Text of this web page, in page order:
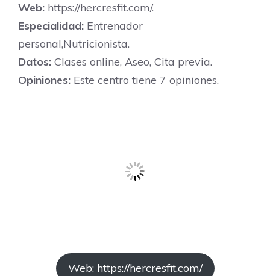
Web: https://hercresfit.com/.
Especialidad: Entrenador
personal,Nutricionista.
Datos: Clases online, Aseo, Cita previa.
Opiniones: Este centro tiene 7 opiniones.
Web: https://hercresfit.com/